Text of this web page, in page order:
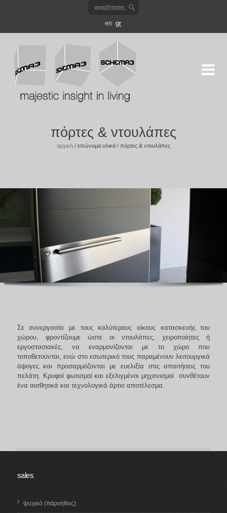
en gr
πόρτες & ντουλάπες
αρχική/ επώνυμα υλικά/ πόρτες & ντουλάπες
Σε συνεργασία με τους καλύτερους οίκους κατασκευής του
χώρου, φροντίζουμε ώστε οι ντουλάπες, χειροποίητες ή
εργοστασιακές, να εναρμονίζονται με το χώρο που
τοποθετούνται, ενώ στο εσωτερικό τους παραμένουν λειτουργικά
άψογες και προσαρμόζονται με ευελιξία στις απαιτήσεις του
πελάτη. Κρυφοί φωτισμοί και εξελιγμένοι μηχανισμοί συνθέτουν
ένα αισθητικά και τεχνολογικά άρτιο αποτέλεσμα.
sales
ψυχικό (πάρνηθος)